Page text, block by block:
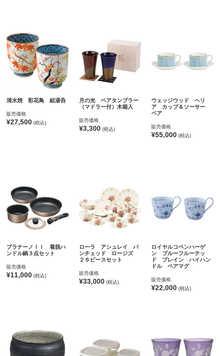
清水焼 彩花鳥 組湯呑
販売価格
¥27,500 (税込)
月の光 ペアタンブラー
（マドラー付）木箱入
販売価格
¥3,300(税込)
ウェッジウッド ヘリ
ア カップ＆ソーサー
ペア
販売価格
¥55,000 (税込)
ブラナーノＩＩ 着脱ハ
ンドル鍋３点セット
販売価格
¥11,000 (税込)
ローラ アシュレイ バ
ンチェッド ロージズ
２６ピースセット
販売価格
¥33,000(税込)
ロイヤルコペンハーゲ
ン ブルーフルーテッ
ド プレイン ハイハン
ドル ペアマグ
販売価格
¥22,000 (税込)